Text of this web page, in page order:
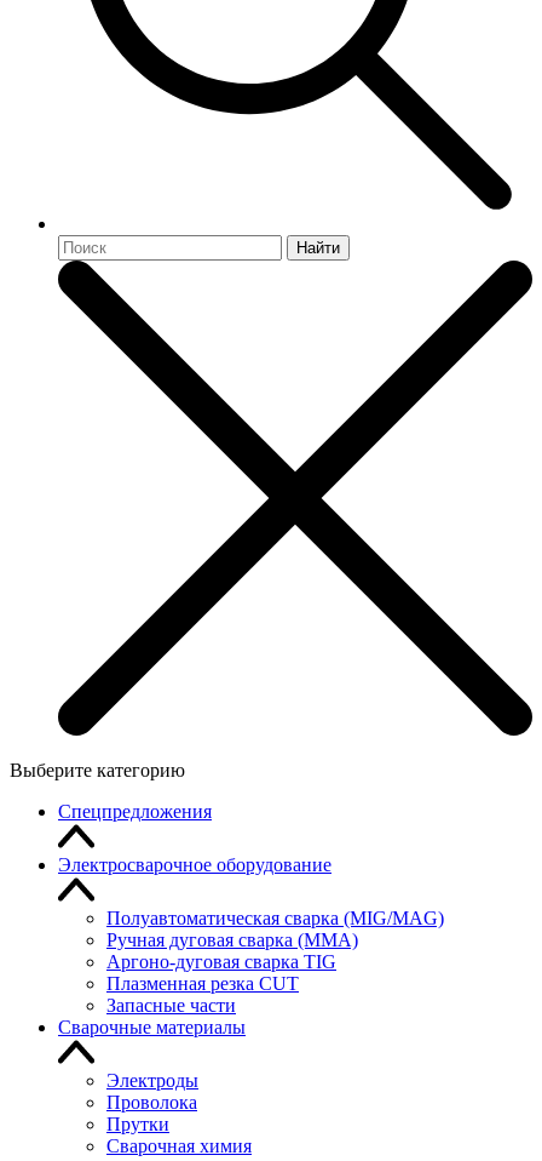
Найти
Выберите категорию
Спецпредложения
Электросварочное оборудование
Полуавтоматическая сварка (MIG/MAG)
Ручная дуговая сварка (MMA)
Аргоно-дуговая сварка TIG
Плазменная резка CUT
Запасные части
Сварочные материалы
Электроды
Проволока
Прутки
Сварочная химия